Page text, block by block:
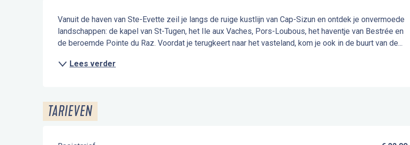
Beschrijving
Vanuit de haven van Ste-Evette zeil je langs de ruige kustlijn van Cap-Sizun en ontdek je onvermoede
landschappen: de kapel van St-Tugen, het Ile aux Vaches, Pors-Loubous, het haventje van Bestrée en
de beroemde Pointe du Raz. Voordat je terugkeert naar het vasteland, kom je ook in de buurt van de...
Lees verder
TARIEVEN